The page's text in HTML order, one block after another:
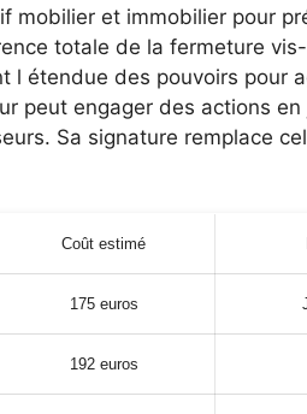
mobilier et immobilier pour
totale de la fermeture
l étendue des pouvoirs pour
peut engager des actions
Sa signature remplace
Coût estimé
175 euros
192 euros